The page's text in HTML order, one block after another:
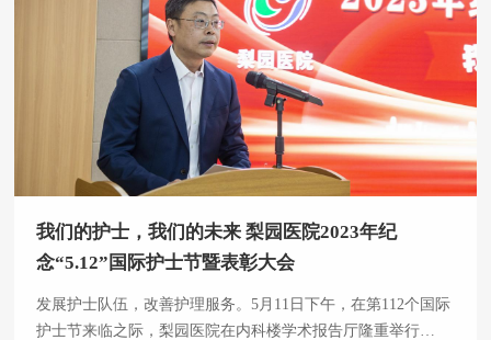
发言，从讲述医者仁心践
我们的护士，我们的未来 梨园医院2023年纪
念“5.12”国际护士节暨表彰大会
发展护士队伍，改善护理服务。5月11日下午，在第112个国际
护士节来临之际，梨园医院在内科楼学术报告厅隆重举行